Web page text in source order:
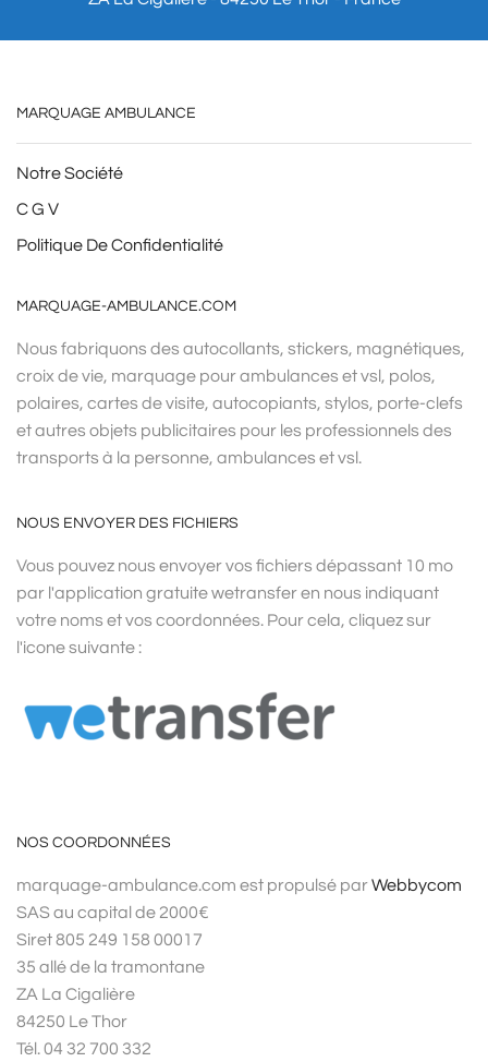
MARQUAGE AMBULANCE
Notre Société
C G V
Politique De Confidentialité
MARQUAGE-AMBULANCE.COM
Nous fabriquons des autocollants, stickers, magnétiques,
croix de vie, marquage pour ambulances et vsl, polos,
polaires, cartes de visite, autocopiants, stylos, porte-clefs
et autres objets publicitaires pour les professionnels des
transports à la personne, ambulances et vsl.
NOUS ENVOYER DES FICHIERS
Vous pouvez nous envoyer vos fichiers dépassant 10 mo
par l'application gratuite wetransfer en nous indiquant
votre noms et vos coordonnées. Pour cela, cliquez sur
l'icone suivante :
NOS COORDONNÉES
marquage-ambulance.com est propulsé parWebbycom
SAS au capital de 2000€
Siret 805 249 158 00017
35 allé de la tramontane
ZA La Cigalière
84250 Le Thor
Tél. 04 32 700 332